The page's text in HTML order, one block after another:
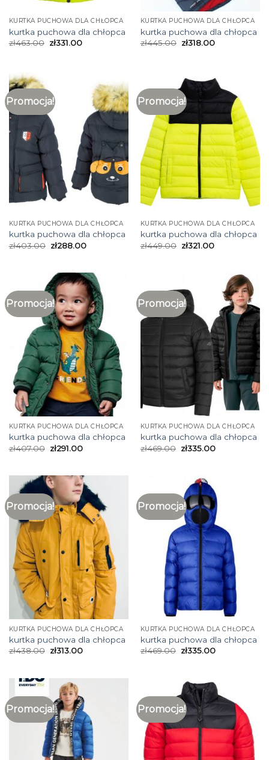
KURTKA PUCHOWA DLA CHŁOPCA
kurtka puchowa dla chłopca
zł463.00 zł331.00
KURTKA PUCHOWA DLA CHŁOPCA
kurtka puchowa dla chłopca
zł445.00 zł318.00
Promocja!
KURTKA PUCHOWA DLA CHŁOPCA
kurtka puchowa dla chłopca
zł403.00 zł288.00
Promocja!
KURTKA PUCHOWA DLA CHŁOPCA
kurtka puchowa dla chłopca
zł449.00 zł321.00
Promocja!
KURTKA PUCHOWA DLA CHŁOPCA
kurtka puchowa dla chłopca
zł407.00 zł291.00
Promocja!
KURTKA PUCHOWA DLA CHŁOPCA
kurtka puchowa dla chłopca
zł469.00 zł335.00
Promocja!
KURTKA PUCHOWA DLA CHŁOPCA
kurtka puchowa dla chłopca
zł438.00 zł313.00
Promocja!
KURTKA PUCHOWA DLA CHŁOPCA
kurtka puchowa dla chłopca
zł469.00 zł335.00
Promocja! Promocja!